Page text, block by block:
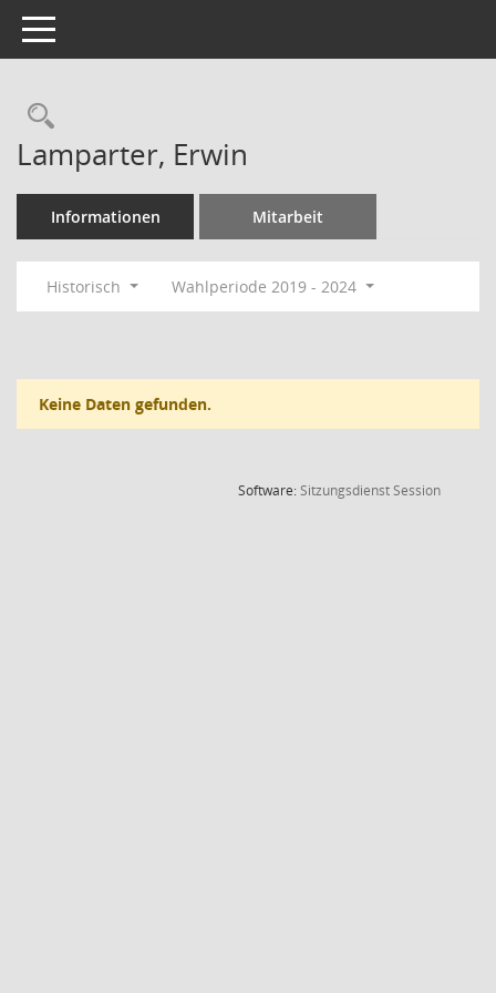
Toggle navigation
Rechercheauswahl
Lamparter, Erwin
Informationen Mitarbeit
Historisch Wahlperiode 2019 - 2024
Keine Daten gefunden.
Software:SitzungsdienstSession(Wird in